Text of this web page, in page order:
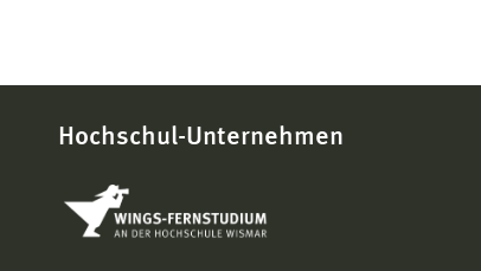
Hochschul-Unternehmen